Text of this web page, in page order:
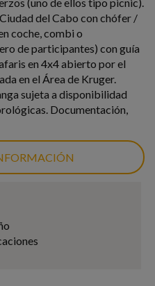
del Cabo con chófer /
coche, combi o
de participantes) con guía
en 4x4 abierto por el
en el Área de Kruger.
sujeta a disponibilidad
Documentación,